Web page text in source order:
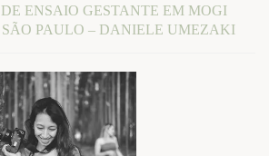
ENSAIO GESTANTE EM MOGI
SÃO PAULO – DANIELE UMEZAKI